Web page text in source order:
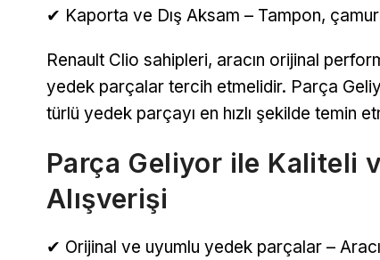
✔ Kaporta ve Dış Aksam – Tampon,
Renault Clio sahipleri, aracın orijinal
yedek parçalar tercih etmelidir. Parça
türlü yedek parçayı en hızlı şekilde temin
Parça Geliyor ile Kaliteli
Alışverişi
✔ Orijinal ve uyumlu yedek parçalar –